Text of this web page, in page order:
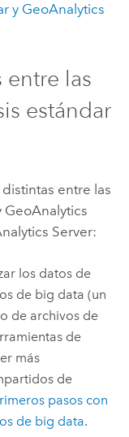
y GeoAnalytics
entre las
estándar
entre las
GeoAnalytics
Server:
los datos de
de big data (un
de archivos de
de
más
de
pasos con
de big data.